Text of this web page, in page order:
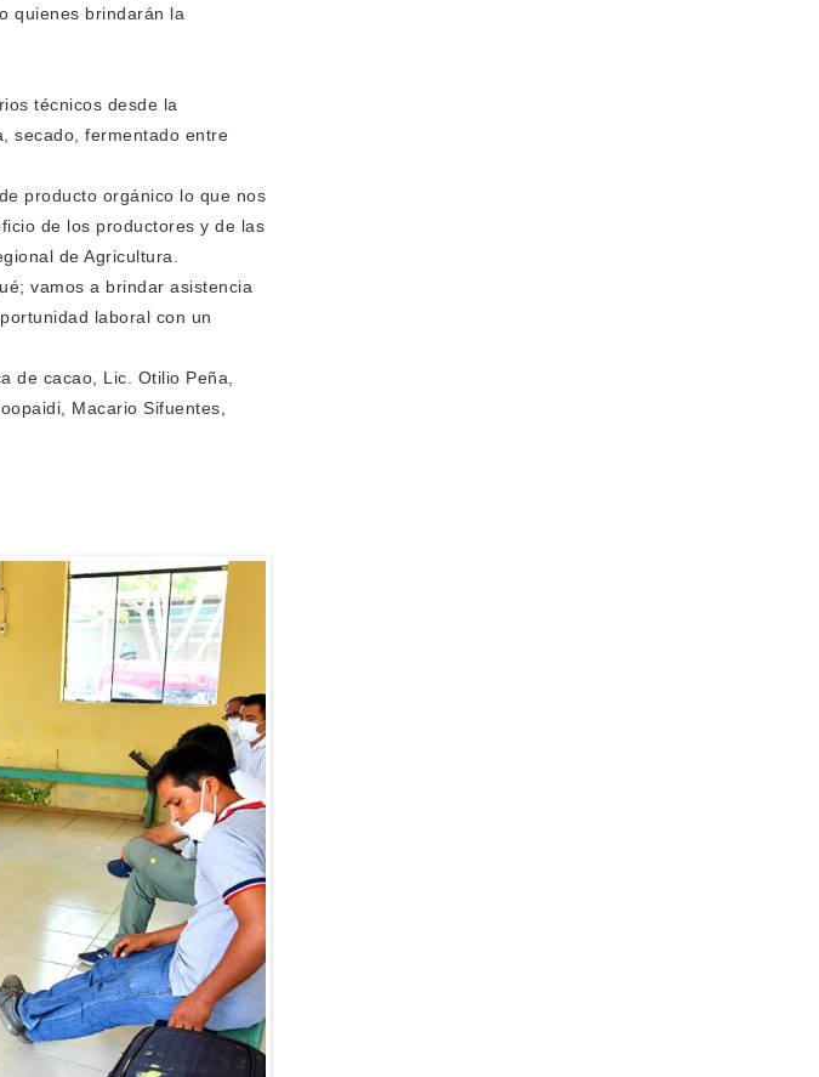
quienes brindarán la
técnicos desde la
secado, fermentado entre
producto orgánico lo que nos
de los productores y de las
de Agricultura.
vamos a brindar asistencia
laboral con un
de cacao, Lic. Otilio Peña,
Macario Sifuentes,